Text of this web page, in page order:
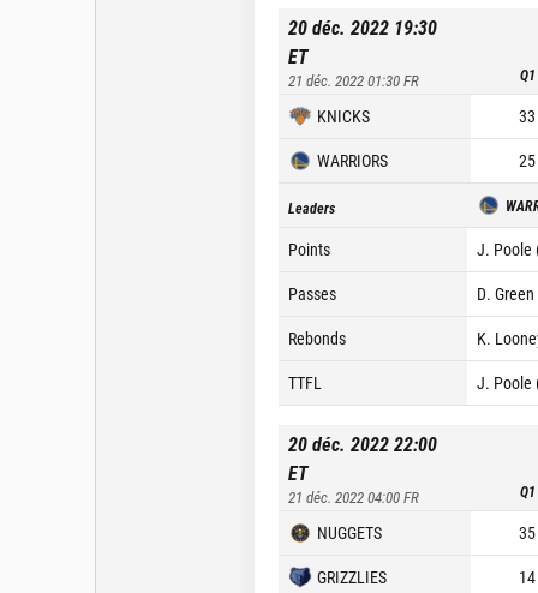
20 déc. 2022 19:30
ET
21 déc. 2022 01:30FR Q1
KNICKS
33
WARRIORS
25
Leaders
Points
J. Poole
Passes
D.
Rebonds
K.
TTFL
J. Poole
20 déc. 2022 22:00
ET
21 déc. 2022 04:00FR Q1
NUGGETS
35
GRIZZLIES
14